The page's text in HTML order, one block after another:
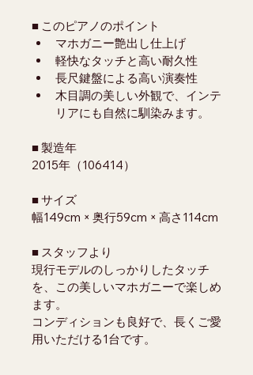
■ このピアノのポイント
マホガニー艶出し仕上げ
軽快なタッチと高い耐久性
長尺鍵盤による高い演奏性
木目調の美しい外観で、インテ
リアにも自然に馴染みます。
■ 製造年
2015年（106414）
■ サイズ
幅149cm × 奥行59cm × 高さ114cm
■ スタッフより
現行モデルのしっかりしたタッチ
を、この美しいマホガニーで楽しめ
ます。
コンディションも良好で、長くご愛
用いただける1台です。